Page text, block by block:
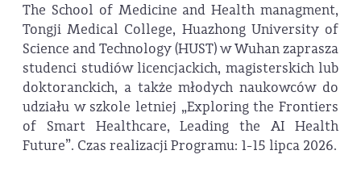
The School of Medicine and Health managment,
Tongji Medical College, Huazhong University of
Science and Technology (HUST) w Wuhan zaprasza
studenci studiów licencjackich, magisterskich lub
doktoranckich, a także młodych naukowców do
udziału w szkole letniej „Exploring the Frontiers
of Smart Healthcare, Leading the AI Health
Future”. Czas realizacji Programu: 1-15 lipca 2026.